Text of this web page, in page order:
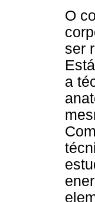
O
ser
a